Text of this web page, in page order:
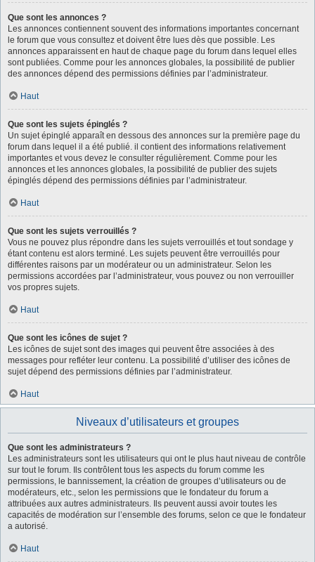
Que sont les annonces ?
Les annonces contiennent souvent des informations importantes concernant
le forum que vous consultez et doivent être lues dès que possible. Les
annonces apparaissent en haut de chaque page du forum dans lequel elles
sont publiées. Comme pour les annonces globales, la possibilité de publier
des annonces dépend des permissions définies par l’administrateur.
Haut
Que sont les sujets épinglés ?
Un sujet épinglé apparaît en dessous des annonces sur la première page du
forum dans lequel il a été publié. il contient des informations relativement
importantes et vous devez le consulter régulièrement. Comme pour les
annonces et les annonces globales, la possibilité de publier des sujets
épinglés dépend des permissions définies par l’administrateur.
Haut
Que sont les sujets verrouillés ?
Vous ne pouvez plus répondre dans les sujets verrouillés et tout sondage y
étant contenu est alors terminé. Les sujets peuvent être verrouillés pour
différentes raisons par un modérateur ou un administrateur. Selon les
permissions accordées par l’administrateur, vous pouvez ou non verrouiller
vos propres sujets.
Haut
Que sont les icônes de sujet ?
Les icônes de sujet sont des images qui peuvent être associées à des
messages pour refléter leur contenu. La possibilité d’utiliser des icônes de
sujet dépend des permissions définies par l’administrateur.
Haut
Niveaux d’utilisateurs et groupes
Que sont les administrateurs ?
Les administrateurs sont les utilisateurs qui ont le plus haut niveau de contrôle
sur tout le forum. Ils contrôlent tous les aspects du forum comme les
permissions, le bannissement, la création de groupes d’utilisateurs ou de
modérateurs, etc., selon les permissions que le fondateur du forum a
attribuées aux autres administrateurs. Ils peuvent aussi avoir toutes les
capacités de modération sur l’ensemble des forums, selon ce que le fondateur
a autorisé.
Haut